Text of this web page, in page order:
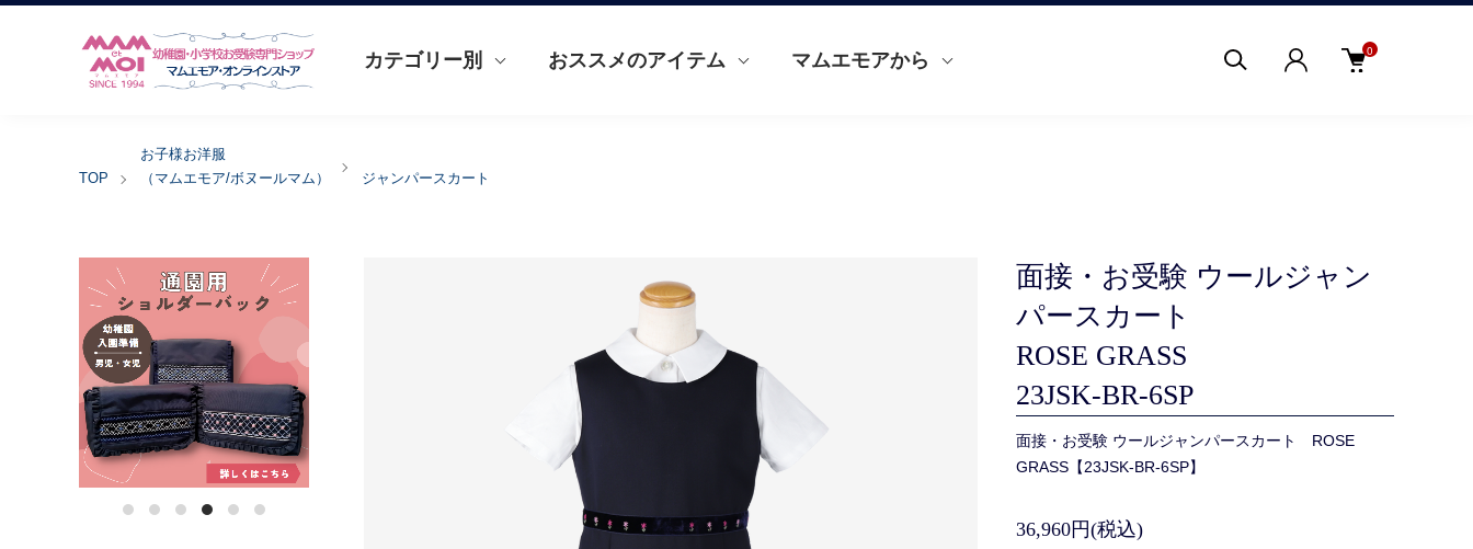
カテゴリー別 おススメのアイテム マムエモアから 0
TOP
お子様お洋服
（マムエモア/ボヌールマム）
ジャンパースカート
面接・お受験 ウールジャン
パースカート
ROSE GRASS
23JSK-BR-6SP
面接・お受験 ウールジャンパースカート ROSE
GRASS【23JSK-BR-6SP】
36,960円(税込)